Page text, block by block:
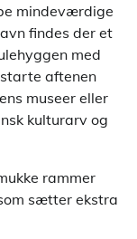
mindeværdige
findes der et
med
aftenen
museer eller
kulturarv og
rammer
sætter ekstra